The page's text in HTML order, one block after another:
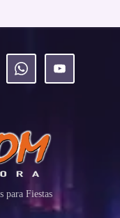
para Fiestas